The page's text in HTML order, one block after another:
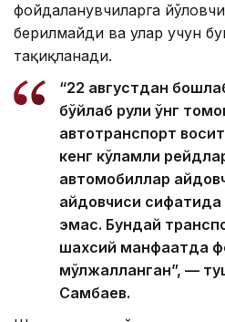
фойдаланувчиларга
берилмайди ва улар учун
тақиқланади.
“22 августдан
бўйлаб рули ўнг
автотранспорт
кенг кўламли
автомобиллар
ҳайдовчиси
эмас. Бундай
шахсий манфаатда
мўлжалланган”, —
Самбаев.